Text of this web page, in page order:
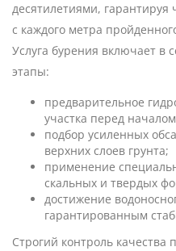
десятилетиями, гарантируя
с каждого метра
Услуга бурения включает в
этапы:
предварительное
участка перед
подбор усиленных
верхних слоев грунта;
применение
скальных и твердых
достижение
гарантированным
Строгий контроль качества